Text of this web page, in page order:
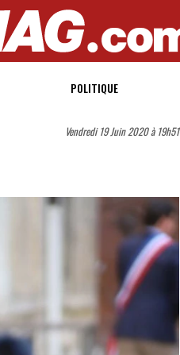
POLITIQUE
Vendredi 19 Juin 2020 à 19h51